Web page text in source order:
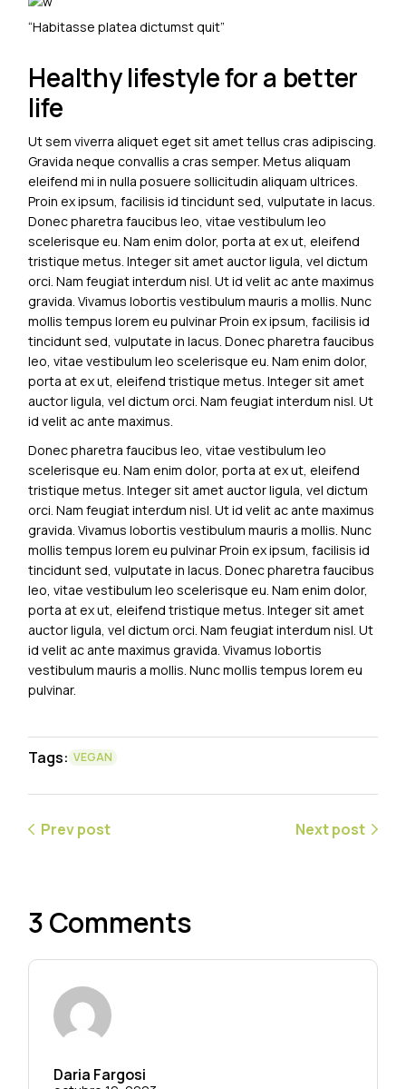
“Habitasse platea dictumst quit”
Healthy lifestyle for a better
life
Ut sem viverra aliquet eget sit amet tellus cras adipiscing.
Gravida neque convallis a cras semper. Metus aliquam
eleifend mi in nulla posuere sollicitudin aliquam ultrices.
Proin ex ipsum, facilisis id tincidunt sed, vulputate in lacus.
Donec pharetra faucibus leo, vitae vestibulum leo
scelerisque eu. Nam enim dolor, porta at ex ut, eleifend
tristique metus. Integer sit amet auctor ligula, vel dictum
orci. Nam feugiat interdum nisl. Ut id velit ac ante maximus
gravida. Vivamus lobortis vestibulum mauris a mollis. Nunc
mollis tempus lorem eu pulvinar Proin ex ipsum, facilisis id
tincidunt sed, vulputate in lacus. Donec pharetra faucibus
leo, vitae vestibulum leo scelerisque eu. Nam enim dolor,
porta at ex ut, eleifend tristique metus. Integer sit amet
auctor ligula, vel dictum orci. Nam feugiat interdum nisl. Ut
id velit ac ante maximus.
Donec pharetra faucibus leo, vitae vestibulum leo
scelerisque eu. Nam enim dolor, porta at ex ut, eleifend
tristique metus. Integer sit amet auctor ligula, vel dictum
orci. Nam feugiat interdum nisl. Ut id velit ac ante maximus
gravida. Vivamus lobortis vestibulum mauris a mollis. Nunc
mollis tempus lorem eu pulvinar Proin ex ipsum, facilisis id
tincidunt sed, vulputate in lacus. Donec pharetra faucibus
leo, vitae vestibulum leo scelerisque eu. Nam enim dolor,
porta at ex ut, eleifend tristique metus. Integer sit amet
auctor ligula, vel dictum orci. Nam feugiat interdum nisl. Ut
id velit ac ante maximus gravida. Vivamus lobortis
vestibulum mauris a mollis. Nunc mollis tempus lorem eu
pulvinar.
Tags: VEGAN
Prev post Next post
3 Comments
Daria Fargosi